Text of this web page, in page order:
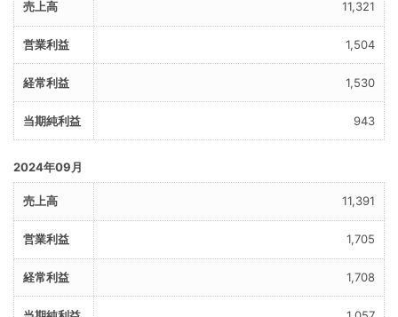
11,321
1,504
1,530
943
2024年09月
11,391
1,705
1,708